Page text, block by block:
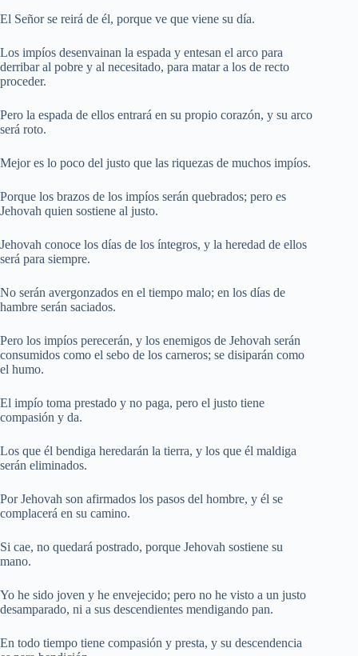
El Señor se reirá de él, porque ve que viene su día.
Los impíos desenvainan la espada y entesan el arco para
derribar al pobre y al necesitado, para matar a los de recto
proceder.
Pero la espada de ellos entrará en su propio corazón, y su arco
será roto.
Mejor es lo poco del justo que las riquezas de muchos impíos.
Porque los brazos de los impíos serán quebrados; pero es
Jehovah quien sostiene al justo.
Jehovah conoce los días de los íntegros, y la heredad de ellos
será para siempre.
No serán avergonzados en el tiempo malo; en los días de
hambre serán saciados.
Pero los impíos perecerán, y los enemigos de Jehovah serán
consumidos como el sebo de los carneros; se disiparán como
el humo.
El impío toma prestado y no paga, pero el justo tiene
compasión y da.
Los que él bendiga heredarán la tierra, y los que él maldiga
serán eliminados.
Por Jehovah son afirmados los pasos del hombre, y él se
complacerá en su camino.
Si cae, no quedará postrado, porque Jehovah sostiene su
mano.
Yo he sido joven y he envejecido; pero no he visto a un justo
desamparado, ni a sus descendientes mendigando pan.
En todo tiempo tiene compasión y presta, y su descendencia